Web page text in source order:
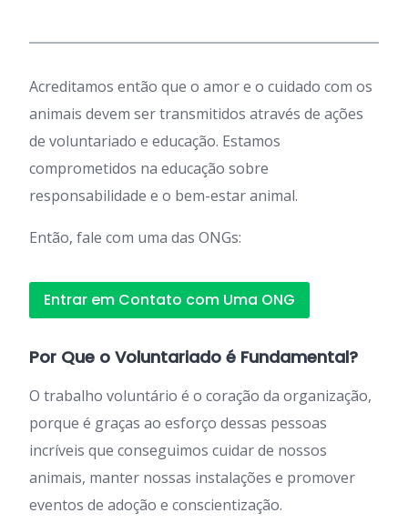
Acreditamos então que o amor e o cuidado com os
animais devem ser transmitidos através de ações
de voluntariado e educação. Estamos
comprometidos na educação sobre
responsabilidade e o bem-estar animal.
Então, fale com uma das ONGs:
Entrar em Contato com Uma ONG
Por Que o Voluntariado é Fundamental?
O trabalho voluntário é o coração da organização,
porque é graças ao esforço dessas pessoas
incríveis que conseguimos cuidar de nossos
animais, manter nossas instalações e promover
eventos de adoção e conscientização.